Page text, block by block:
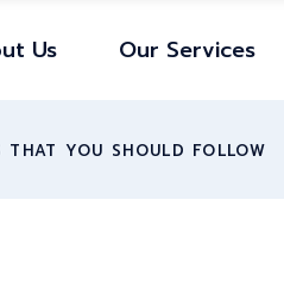
Us Our Services
THAT YOU SHOULD FOLLOW